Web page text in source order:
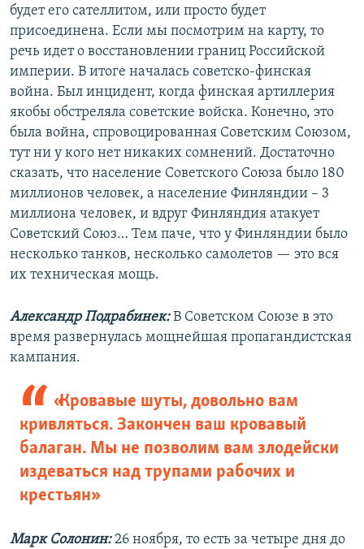
будет его сателлитом, или просто будет
присоединена. Если мы посмотрим на карту, то
речь идет о восстановлении границ Российской
империи. В итоге началась советско-финская
война. Был инцидент, когда финская артиллерия
якобы обстреляла советские войска. Конечно, это
была война, спровоцированная Советским Союзом,
тут ни у кого нет никаких сомнений. Достаточно
сказать, что население Советского Союза было 180
миллионов человек, а население Финляндии – 3
миллиона человек, и вдруг Финляндия атакует
Советский Союз… Тем паче, что у Финляндии было
несколько танков, несколько самолетов — это вся
их техническая мощь.
Александр Подрабинек:В Советском Союзе в это
время развернулась мощнейшая пропагандистская
кампания.
«Кровавые шуты, довольно вам
кривляться. Закончен ваш кровавый
балаган. Мы не позволим вам злодейски
издеваться над трупами рабочих и
крестьян»
Марк Солонин:26 ноября, то есть за четыре дня до